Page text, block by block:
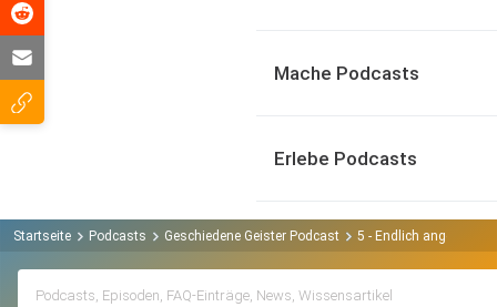
Mache Podcasts
Erlebe Podcasts
Startseite Podcasts Geschiedene Geister Podcast 5 - Endlich